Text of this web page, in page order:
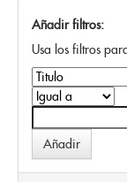
Añadir filtros:
Usa los filtros